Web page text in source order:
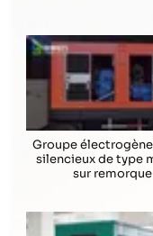
Groupe
silencieux de type
sur remorque